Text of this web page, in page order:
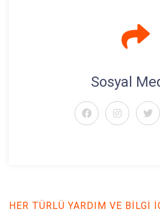
Sosyal
HER TÜRLÜ YARDIM VE BILGI